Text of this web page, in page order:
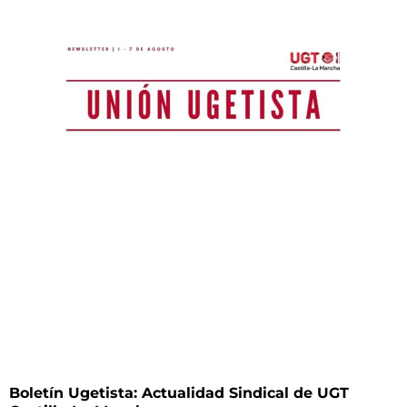
Boletín Ugetista: Actualidad Sindical de UGT